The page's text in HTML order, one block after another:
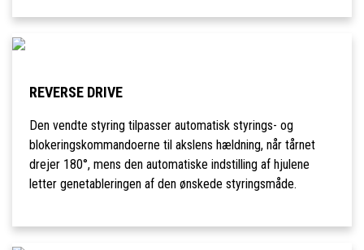
REVERSE DRIVE
Den vendte styring tilpasser automatisk styrings- og
blokeringskommandoerne til akslens hældning, når tårnet
drejer 180°, mens den automatiske indstilling af hjulene
letter genetableringen af den ønskede styringsmåde.